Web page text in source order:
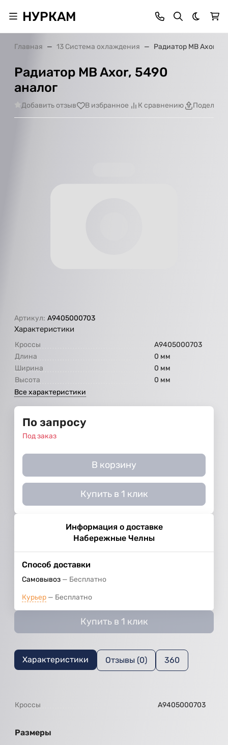
НУРКАМ Темная
Главная 13 Система охлаждения Радиатор MB Axor,
Радиатор MB Axor, 5490
аналог
Добавить отзыв В избранное К сравнению
Артикул: А9405000703
Характеристики
Кроссы
А9405000703
Длина
0 мм
Ширина
0 мм
Высота
0 мм
Все характеристики
По запросу
Под заказ
В корзину
Купить в 1 клик
Информация о доставке
Набережные Челны
Способ доставки
Самовывоз Бесплатно
Курьер Бесплатно
Купить в 1 клик
Характеристики Отзывы (0) 360
Кроссы А9405000703
Размеры